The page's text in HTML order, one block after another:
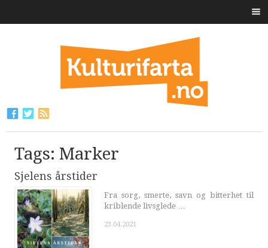
Tags: Marker
Sjelens årstider
Fra sorg, smerte, savn og bitterhet til
kriblende livsglede …
23.04.2021